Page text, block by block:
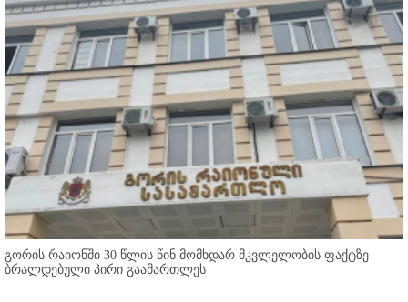
გორის რაიონში 30 წლის წინ მომხდარ მკვლელობის ფაქტზე
ბრალდებული პირი გაამართლეს